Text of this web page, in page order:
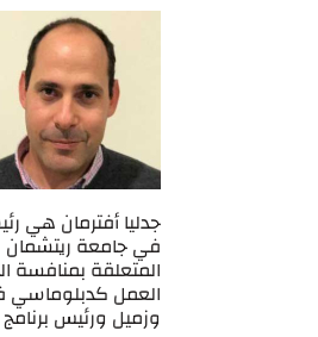
جدليا أفترمان هي
في جامعة ريتشمان
المتعلقة
العمل كدبلوماسي
وزميل ورئيس